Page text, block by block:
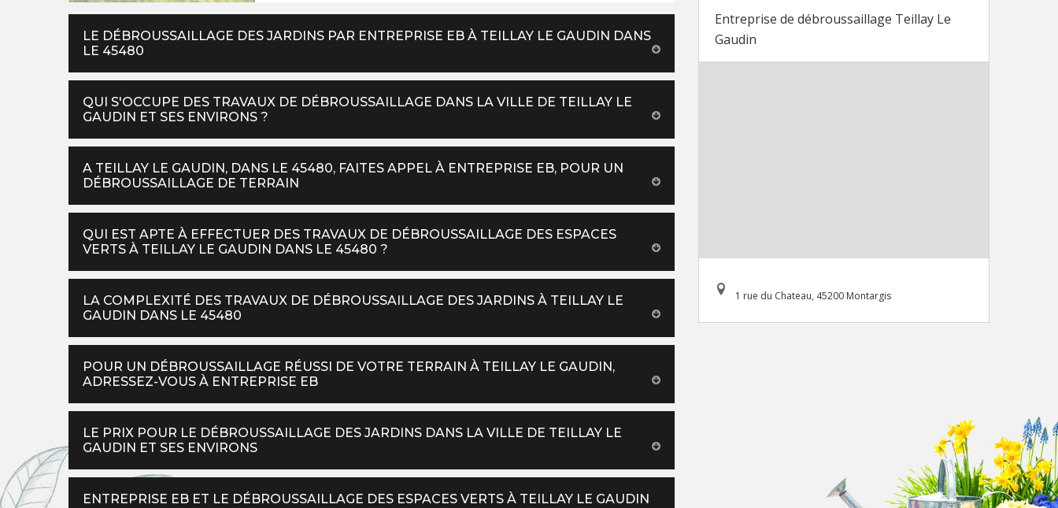
LE DÉBROUSSAILLAGE DES JARDINS PAR ENTREPRISE EB À TEILLAY LE GAUDIN DANS
LE 45480
QUI S'OCCUPE DES TRAVAUX DE DÉBROUSSAILLAGE DANS LA VILLE DE TEILLAY LE
GAUDIN ET SES ENVIRONS ?
A TEILLAY LE GAUDIN, DANS LE 45480, FAITES APPEL À ENTREPRISE EB, POUR UN
DÉBROUSSAILLAGE DE TERRAIN
QUI EST APTE À EFFECTUER DES TRAVAUX DE DÉBROUSSAILLAGE DES ESPACES
VERTS À TEILLAY LE GAUDIN DANS LE 45480 ?
LA COMPLEXITÉ DES TRAVAUX DE DÉBROUSSAILLAGE DES JARDINS À TEILLAY LE
GAUDIN DANS LE 45480
POUR UN DÉBROUSSAILLAGE RÉUSSI DE VOTRE TERRAIN À TEILLAY LE GAUDIN,
ADRESSEZ-VOUS À ENTREPRISE EB
LE PRIX POUR LE DÉBROUSSAILLAGE DES JARDINS DANS LA VILLE DE TEILLAY LE
GAUDIN ET SES ENVIRONS
ENTREPRISE EB ET LE DÉBROUSSAILLAGE DES ESPACES VERTS À TEILLAY LE GAUDIN
Entreprise de débroussaillage Teillay Le
Gaudin
1 rue du Chateau, 45200 Montargis